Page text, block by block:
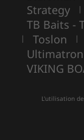
Strategy |
TB Baits -
| Toslon |
Ultimatron
VIKING
L'utilisation